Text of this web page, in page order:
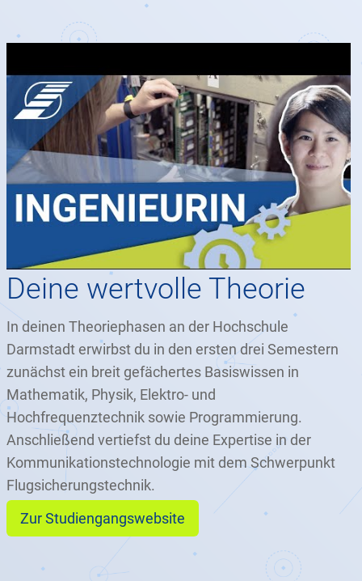
Deine wertvolle Theorie
In deinen Theoriephasen an der Hochschule
Darmstadt erwirbst du in den ersten drei Semestern
zunächst ein breit gefächertes Basiswissen in
Mathematik, Physik, Elektro- und
Hochfrequenztechnik sowie Programmierung.
Anschließend vertiefst du deine Expertise in der
Kommunikationstechnologie mit dem Schwerpunkt
Flugsicherungstechnik.
Zur Studiengangswebsite